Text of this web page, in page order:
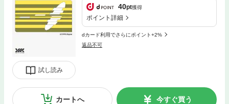
試し読み
40pt獲得
ポイント詳細
dカード利用でさらにポイント+2%
返品不可
カートへ 今すぐ買う